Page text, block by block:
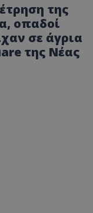
της
οπαδοί
σε άγρια
της Νέας